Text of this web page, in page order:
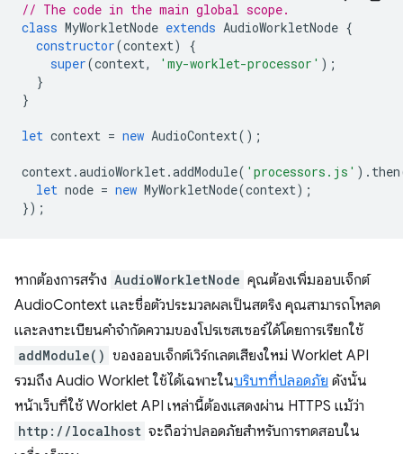
// The code in the main global scope.
class MyWorkletNode extends AudioWorkletNode {
constructor(context)
{
super(context, 'my-worklet-processor' );
}
}
let context = new AudioContext();
context.audioWorklet.addModule( 'processors.js' ). then
let node = new MyWorkletNode(context);
});
หากต้องการสร้าง AudioWorkletNode คุณต้องเพิ่มออบเจ็กต์
AudioContext และชื่อตัวประมวลผลเป็นสตริง คุณสามารถโหลด
และลงทะเบียนคําจํากัดความของโปรเซสเซอร์ได้โดยการเรียกใช้
addModule() ของออบเจ็กต์เวิร์กเลตเสียงใหม่ Worklet API
รวมถึง Audio Worklet ใช้ได้เฉพาะในบริบทที่ปลอดภัย ดังนั้น
หน้าเว็บที่ใช้ Worklet API เหล่านี้ต้องแสดงผ่าน HTTPS แม้ว่า
http://localhost จะถือว่าปลอดภัยสําหรับการทดสอบใน